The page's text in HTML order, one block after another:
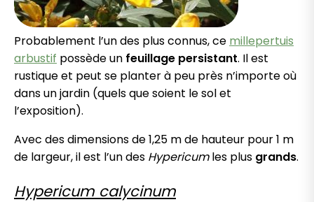
Probablement l’un des plus connus, ce millepertuis
arbustif possède un feuillage persistant. Il est
rustique et peut se planter à peu près n’importe où
dans un jardin (quels que soient le sol et
l’exposition).
Avec des dimensions de 1,25 m de hauteur pour 1 m
de largeur, il est l’un des Hypericumles plus grands.
Hypericum calycinum